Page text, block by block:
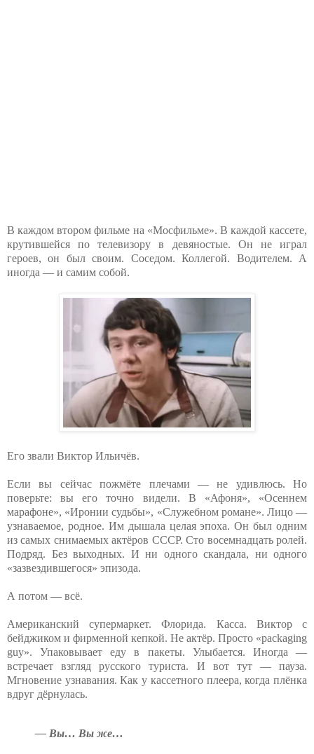
В каждом втором фильме на «Мосфильме». В каждой кассете,
крутившейся по телевизору в девяностые. Он не играл
героев, он был своим. Соседом. Коллегой. Водителем. А
иногда — и самим собой.
Его звали Виктор Ильичёв.
Если вы сейчас пожмёте плечами — не удивлюсь. Но
поверьте: вы его точно видели. В «Афоня», «Осеннем
марафоне», «Иронии судьбы», «Служебном романе». Лицо —
узнаваемое, родное. Им дышала целая эпоха. Он был одним
из самых снимаемых актёров СССР. Сто восемнадцать ролей.
Подряд. Без выходных. И ни одного скандала, ни одного
«зазвездившегося» эпизода.
А потом — всё.
Американский супермаркет. Флорида. Касса. Виктор с
бейджиком и фирменной кепкой. Не актёр. Просто «packaging
guy». Упаковывает еду в пакеты. Улыбается. Иногда —
встречает взгляд русского туриста. И вот тут — пауза.
Мгновение узнавания. Как у кассетного плеера, когда плёнка
вдруг дёрнулась.
— Вы… Вы же…